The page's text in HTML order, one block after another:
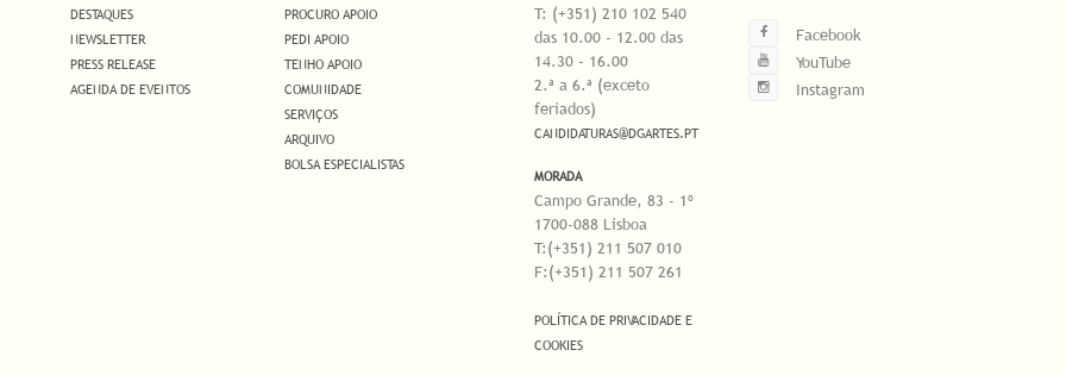
DESTAQUES
NEWSLETTER
PRESS RELEASE
AGENDA DE EVENTOS
PROCURO APOIO
PEDI APOIO
TENHO APOIO
COMUNIDADE
SERVIÇOS
ARQUIVO
BOLSA ESPECIALISTAS
T: (+351) 210 102 540
das 10.00 - 12.00 das
14.30 - 16.00
2.ª a 6.ª (exceto
feriados)
CANDIDATURAS@DGARTES.PT
MORADA
Campo Grande, 83 - 1º
1700-088 Lisboa
T:(+351) 211 507 010
F:(+351) 211 507 261
POLÍTICA DE PRIVACIDADE E
COOKIES
Facebook
YouTube
Instagram